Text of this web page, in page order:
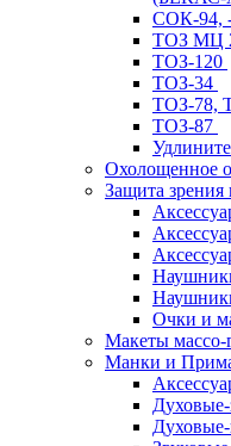
СОК-94,
ТОЗ МЦ
ТОЗ-120
ТОЗ-34
ТОЗ-78,
ТОЗ-87
Охолощенное
Защита зрения
Очки и
Макеты
Манки и
Духовые-